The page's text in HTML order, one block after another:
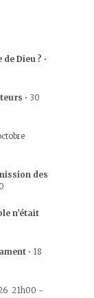
Dieu ? •
• 30
des
n’était
• 18
21h00 -